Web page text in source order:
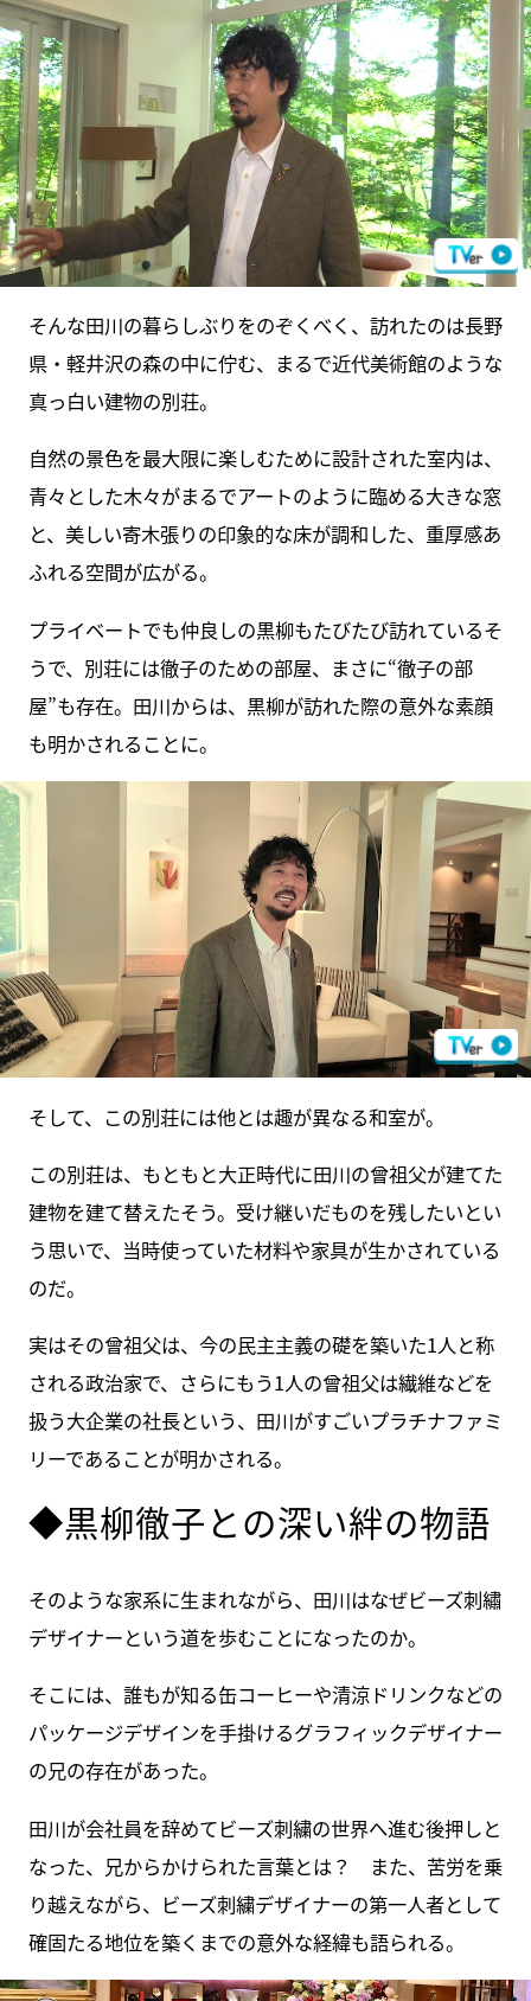
そんな田川の暮らしぶりをのぞくべく、訪れたのは長野
県・軽井沢の森の中に佇む、まるで近代美術館のような
真っ白い建物の別荘。
自然の景色を最大限に楽しむために設計された室内は、
青々とした木々がまるでアートのように臨める大きな窓
と、美しい寄木張りの印象的な床が調和した、重厚感あ
ふれる空間が広がる。
プライベートでも仲良しの黒柳もたびたび訪れているそ
うで、別荘には徹子のための部屋、まさに“徹子の部
屋”も存在。田川からは、黒柳が訪れた際の意外な素顔
も明かされることに。
そして、この別荘には他とは趣が異なる和室が。
この別荘は、もともと大正時代に田川の曾祖父が建てた
建物を建て替えたそう。受け継いだものを残したいとい
う思いで、当時使っていた材料や家具が生かされている
のだ。
実はその曾祖父は、今の民主主義の礎を築いた1人と称
される政治家で、さらにもう1人の曾祖父は繊維などを
扱う大企業の社長という、田川がすごいプラチナファミ
リーであることが明かされる。
◆黒柳徹子との深い絆の物語
そのような家系に生まれながら、田川はなぜビーズ刺繡
デザイナーという道を歩むことになったのか。
そこには、誰もが知る缶コーヒーや清涼ドリンクなどの
パッケージデザインを手掛けるグラフィックデザイナー
の兄の存在があった。
田川が会社員を辞めてビーズ刺繍の世界へ進む後押しと
なった、兄からかけられた言葉とは？ また、苦労を乗
り越えながら、ビーズ刺繍デザイナーの第一人者として
確固たる地位を築くまでの意外な経緯も語られる。